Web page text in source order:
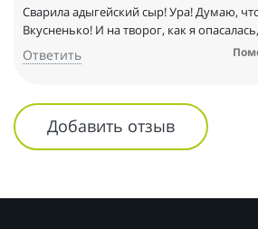
Сварила адыгейский сыр! Ура! Думаю,
Вкусненько! И на творог, как я
Ответить
Добавить отзыв